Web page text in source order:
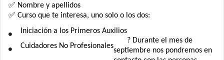
✅ Nombre y apellidos
✅ Curso que te interesa, uno solo o los dos:
Iniciación a los Primeros Auxilios
Cuidadores No Profesionales
? Durante el mes de
septiembre nos pondremos en